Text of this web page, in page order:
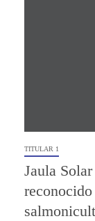
TITULAR 1
Jaula